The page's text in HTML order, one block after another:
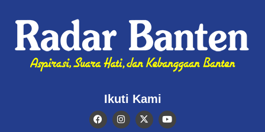
Ikuti Kami